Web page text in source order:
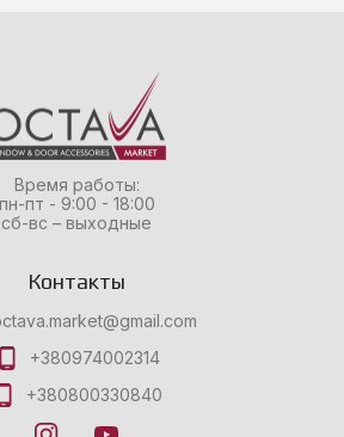
Время работы:
пн-пт - 9:00 - 18:00
сб-вс – выходные
Контакты
+380974002314
+380800330840